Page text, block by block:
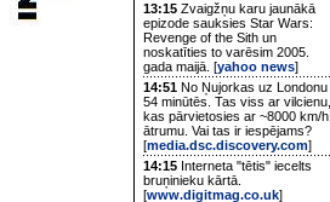
13:15 Zvaigžņu karu jaunākā
epizode sauksies Star Wars:
Revenge of the Sith un
noskatīties to varēsim 2005.
gada maijā. [yahoo news]
14:51 No Ņujorkas uz Londonu
54 minūtēs. Tas viss ar vilcienu,
kas pārvietosies ar ~8000 km/h
ātrumu. Vai tas ir iespējams?
[media.dsc.discovery.com]
14:15 Interneta "tētis" iecelts
bruņinieku kārtā.
[www.digitmag.co.uk]